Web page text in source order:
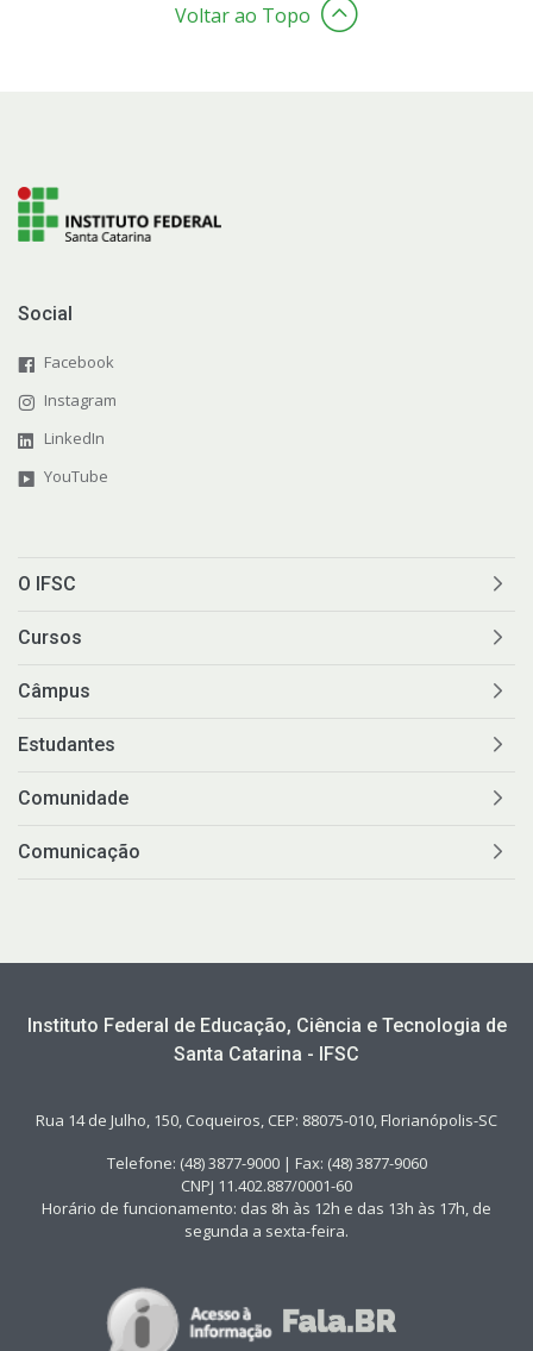
Voltar ao Topo
Social
Facebook
Instagram
LinkedIn
YouTube
O IFSC
Cursos
Câmpus
Estudantes
Comunidade
Comunicação
Instituto Federal de Educação, Ciência e Tecnologia de
Santa Catarina - IFSC
Rua 14 de Julho, 150, Coqueiros, CEP: 88075-010, Florianópolis-SC
Telefone: (48) 3877-9000 | Fax: (48) 3877-9060
CNPJ 11.402.887/0001-60
Horário de funcionamento: das 8h às 12h e das 13h às 17h, de
segunda a sexta-feira.